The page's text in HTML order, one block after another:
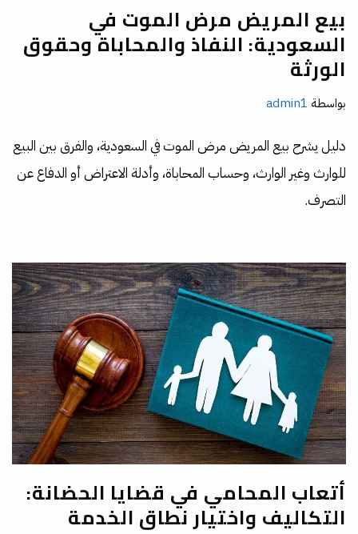
بيع المريض مرض الموت في
السعودية: النفاذ والمحاباة وحقوق
الورثة
بواسطة admin1
دليل يشرح بيع المريض مرض الموت في السعودية، والفرق بين البيع
للوارث وغير الوارث، وحساب المحاباة، وأدلة الاعتراض أو الدفاع عن
التصرف.
أتعاب المحامي في قضايا الحضانة:
التكاليف واختيار نطاق الخدمة